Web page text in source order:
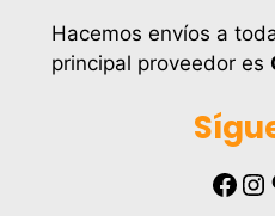
Hacemos envíos a
principal proveedor es
Facebook Instagram